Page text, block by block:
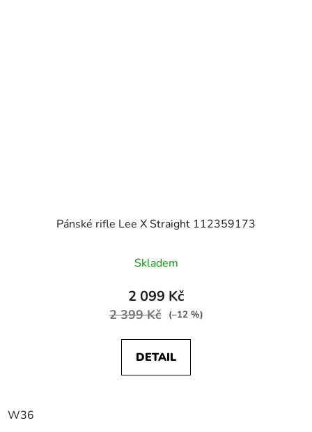
Pánské rifle Lee X Straight 112359173
Skladem
2 099 Kč
2 399 Kč (–12 %)
DETAIL
W36